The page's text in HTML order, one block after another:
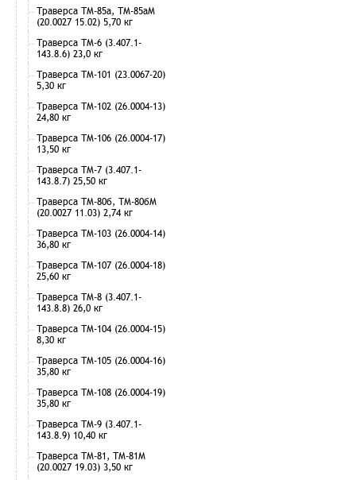
Траверса ТМ-85а, ТМ-85аМ
(20.0027 15.02) 5,70 кг
Траверса ТМ-6 (3.407.1-
143.8.6) 23,0 кг
Траверса ТМ-101 (23.0067-20)
5,30 кг
Траверса ТМ-102 (26.0004-13)
24,80 кг
Траверса ТМ-106 (26.0004-17)
13,50 кг
Траверса ТМ-7 (3.407.1-
143.8.7) 25,50 кг
Траверса ТМ-80б, ТМ-80бМ
(20.0027 11.03) 2,74 кг
Траверса ТМ-103 (26.0004-14)
36,80 кг
Траверса ТМ-107 (26.0004-18)
25,60 кг
Траверса ТМ-8 (3.407.1-
143.8.8) 26,0 кг
Траверса ТМ-104 (26.0004-15)
8,30 кг
Траверса ТМ-105 (26.0004-16)
35,80 кг
Траверса ТМ-108 (26.0004-19)
35,80 кг
Траверса ТМ-9 (3.407.1-
143.8.9) 10,40 кг
Траверса ТМ-81, ТМ-81М
(20.0027 19.03) 3,50 кг